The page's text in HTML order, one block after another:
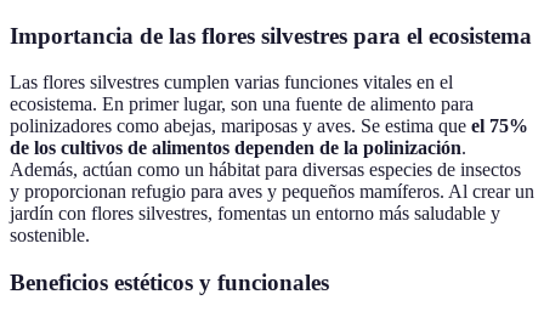
Importancia de las flores silvestres para el ecosistema
Las flores silvestres cumplen varias funciones vitales en el
ecosistema. En primer lugar, son una fuente de alimento para
polinizadores como abejas, mariposas y aves. Se estima que el 75%
de los cultivos de alimentos dependen de la polinización.
Además, actúan como un hábitat para diversas especies de insectos
y proporcionan refugio para aves y pequeños mamíferos. Al crear un
jardín con flores silvestres, fomentas un entorno más saludable y
sostenible.
Beneficios estéticos y funcionales